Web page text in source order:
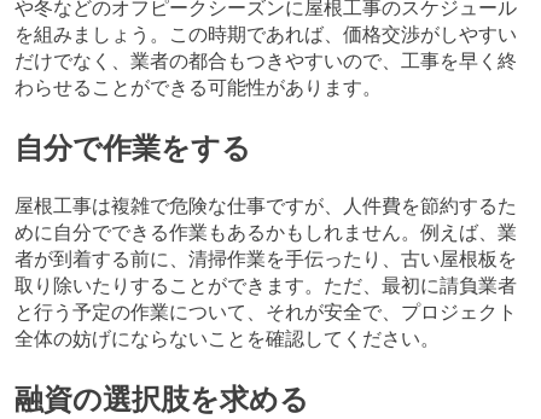
や冬などのオフピークシーズンに屋根工事のスケジュール
を組みましょう。この時期であれば、価格交渉がしやすい
だけでなく、業者の都合もつきやすいので、工事を早く終
わらせることができる可能性があります。
自分で作業をする
屋根工事は複雑で危険な仕事ですが、人件費を節約するた
めに自分でできる作業もあるかもしれません。例えば、業
者が到着する前に、清掃作業を手伝ったり、古い屋根板を
取り除いたりすることができます。ただ、最初に請負業者
と行う予定の作業について、それが安全で、プロジェクト
全体の妨げにならないことを確認してください。
融資の選択肢を求める